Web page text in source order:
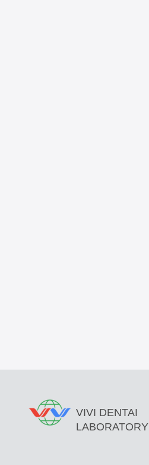
VIVI DENTAI
LABORATORY